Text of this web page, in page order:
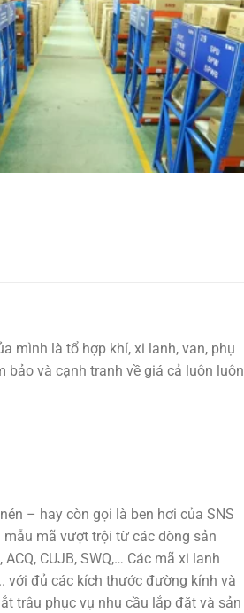
mình là tổ hợp khí, xi lanh, van, phụ
bảo và cạnh tranh về giá cả luôn luôn
– hay còn gọi là ben hơi của SNS
mã vượt trội từ các dòng sản
CUJB, SWQ,… Các mã xi lanh
với đủ các kích thước đường kính và
trâu phục vụ nhu cầu lắp đặt và sản